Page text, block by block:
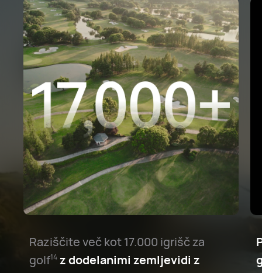
Raziščite več kot 17.000 igrišč za
golf⁠14 z dodelanimi zemljevidi z